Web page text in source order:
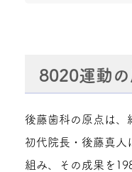
8020運動
後藤歯科の原点は、
初代院長・後藤真人
組み、その成果を